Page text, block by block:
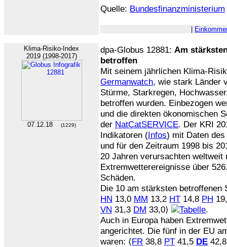
Quelle: Bundesfinanzministerium
Klima-Risiko-Index
2019 (1998-2017)
07.12.18 (1229)
dpa-Globus 12881: Am
betroffen
Mit seinem jährlichen Klima-
Germanwatch, wie stark Länder
Stürme, Starkregen,
betroffen wurden. Einbezogen
und die direkten ökonomischen
der NatCatSERVICE. Der KRI
Indikatoren (Infos) mit Daten
und für den Zeitraum 1998 bis
20 Jahren verursachten weltweit
Extremwetterereignisse über
Schäden.
Die 10 am stärksten betroffenen
HN 13,0 MM 13,2 HT 14,8 PH
VN 31,3 DM 33,0⟩
.
Auch in Europa haben
angerichtet. Die fünf in der EU
waren: ⟨FR 38,8 PT 41,5 DE